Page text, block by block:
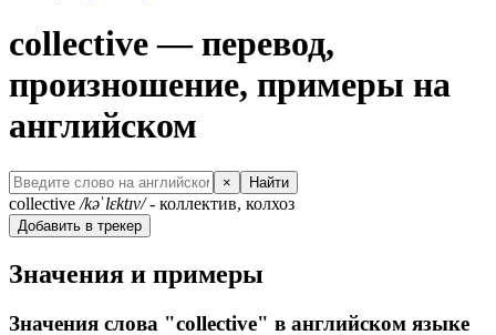
collective — перевод,
произношение, примеры на
английском
× Найти
collective /kəˈlɛktɪv/- коллектив, колхоз
Добавить в трекер
Значения и примеры
Значения слова "collective" в английском языке